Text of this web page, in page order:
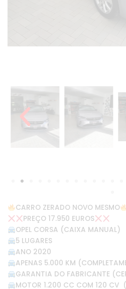
CARRO ZERADO NOVO MESMO
PREÇO 17.950 EUROS
OPEL CORSA (CAIXA MANUAL)
5 LUGARES
ANO 2020
APENAS 5.000 KM
GARANTIA DO FABRICANTE
MOTOR 1.200 CC COM 120 CV